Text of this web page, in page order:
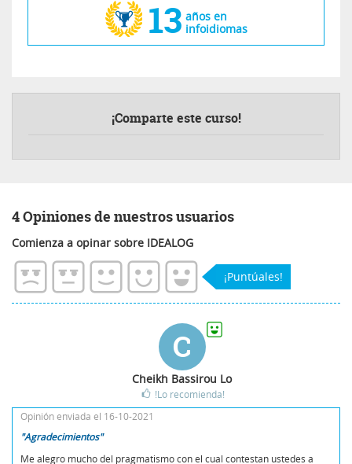
13 años en
infoidiomas
¡Comparte este curso!
4 Opiniones de nuestros usuarios
Comienza a opinar sobre IDEALOG
¡Puntúales!
C
Cheikh Bassirou Lo
!Lo recomienda!
Opinión enviada el 16-10-2021
"Agradecimientos"
Me alegro mucho del pragmatismo con el cual contestan ustedes a